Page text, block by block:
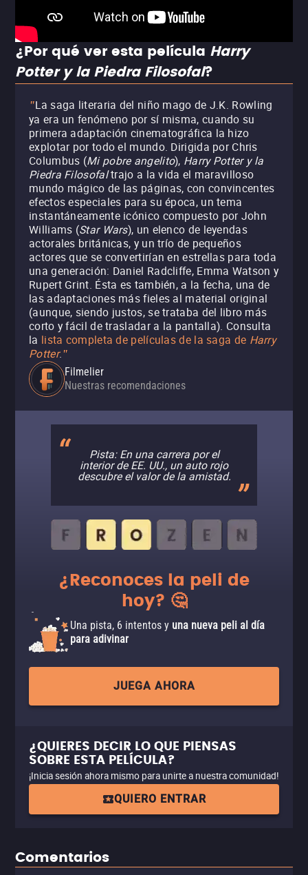
¿Por qué ver esta película Harry
Potter y la Piedra Filosofal?
"La saga literaria del niño mago de J.K. Rowling
ya era un fenómeno por sí misma, cuando su
primera adaptación cinematográfica la hizo
explotar por todo el mundo. Dirigida por Chris
Columbus (Mi pobre angelito), Harry Potter y la
Piedra Filosofaltrajo a la vida el maravilloso
mundo mágico de las páginas, con convincentes
efectos especiales para su época, un tema
instantáneamente icónico compuesto por John
Williams (Star Wars), un elenco de leyendas
actorales británicas, y un trío de pequeños
actores que se convertirían en estrellas para toda
una generación: Daniel Radcliffe, Emma Watson y
Rupert Grint. Ésta es también, a la fecha, una de
las adaptaciones más fieles al material original
(aunque, siendo justos, se trataba del libro más
corto y fácil de trasladar a la pantalla). Consulta
la lista completa de películas de la saga de Harry
Potter."
Filmelier
Nuestras recomendaciones
Pista: En una carrera por el
interior de EE. UU., un auto rojo
descubre el valor de la amistad.
¿Reconoces la peli de
hoy? 🤔
Una pista, 6 intentos y una nueva peli al día
para adivinar
JUEGA AHORA
¿QUIERES DECIR LO QUE PIENSAS
SOBRE ESTA PELÍCULA?
¡Inicia sesión ahora mismo para unirte a nuestra comunidad!
QUIERO ENTRAR
Comentarios